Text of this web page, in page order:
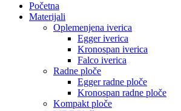
Početna
Materijali
Oplemenjena iverica
Egger iverica
Kronospan iverica
Falco iverica
Radne ploče
Egger radne ploče
Kronospan radne ploče
Kompakt ploče